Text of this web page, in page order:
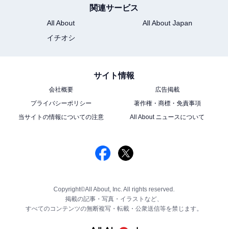
関連サービス
All About
All About Japan
イチオシ
サイト情報
会社概要
広告掲載
プライバシーポリシー
著作権・商標・免責事項
当サイトの情報についての注意
All About ニュースについて
Copyright©All About, Inc. All rights reserved.
掲載の記事・写真・イラストなど、
すべてのコンテンツの無断複写・転載・公衆送信等を禁じます。